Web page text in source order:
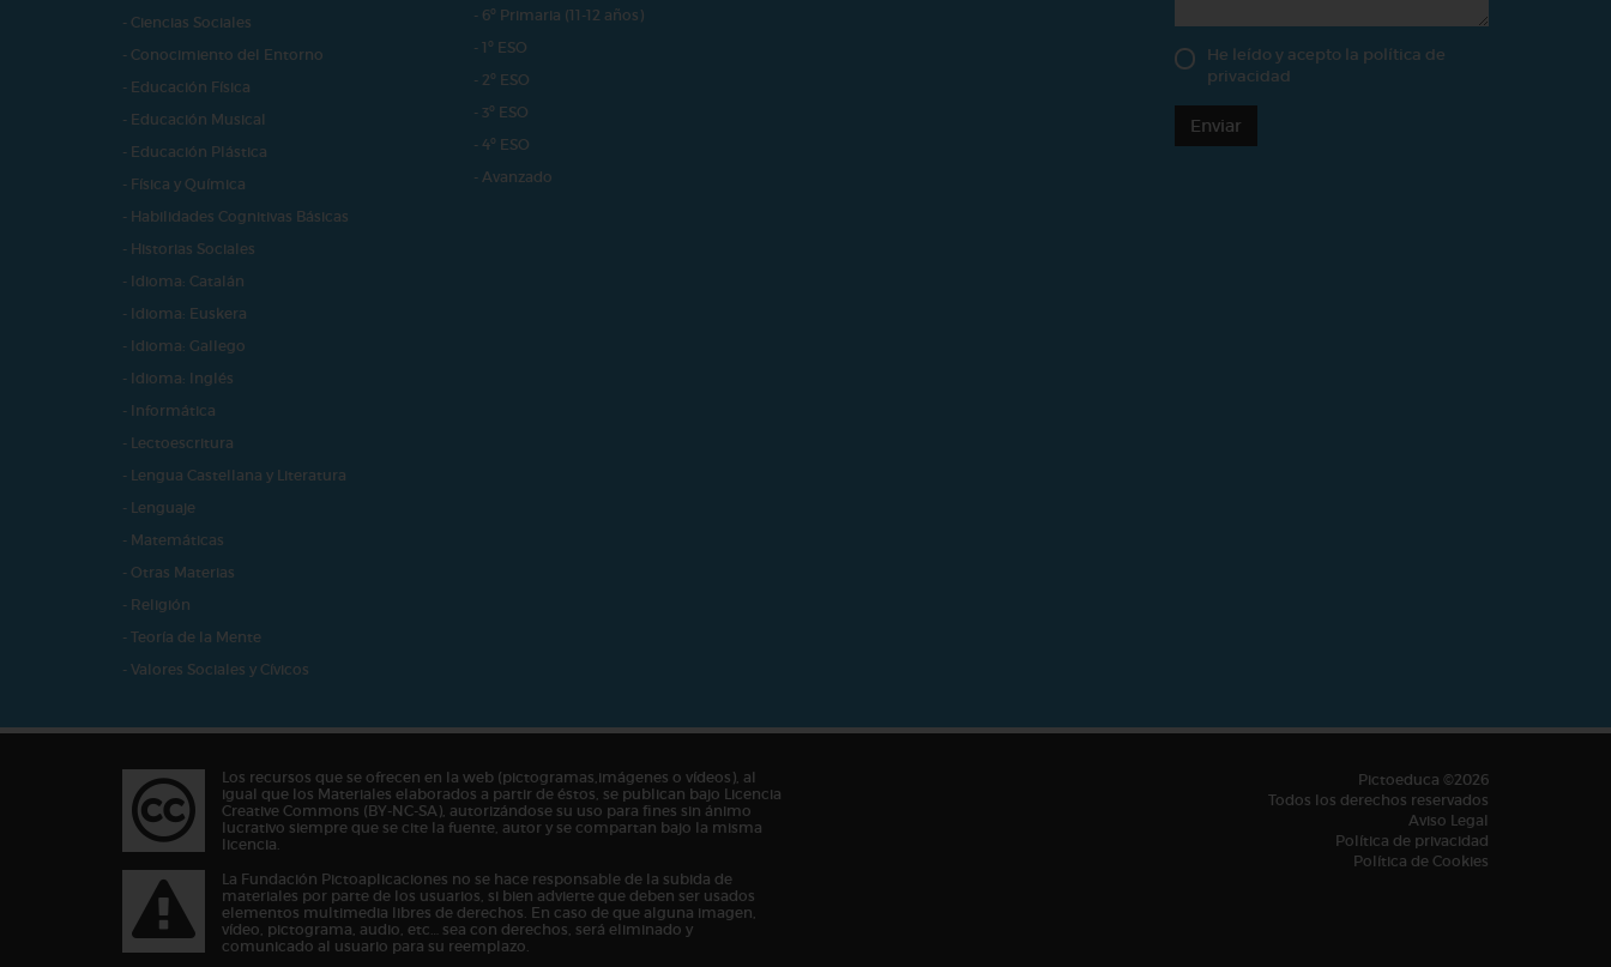
- Ciencias Sociales
- Conocimiento del Entorno
- Educación Física
- Educación Musical
- Educación Plástica
- Física y Química
- Habilidades Cognitivas Básicas
- Historias Sociales
- Idioma: Catalán
- Idioma: Euskera
- Idioma: Gallego
- Idioma: Inglés
- Informática
- Lectoescritura
- Lengua Castellana y Literatura
- Lenguaje
- Matemáticas
- Otras Materias
- Religión
- Teoría de la Mente
- Valores Sociales y Cívicos
- 6º Primaria (11-12 años)
- 1º ESO
- 2º ESO
- 3º ESO
- 4º ESO
- Avanzado
He leído y acepto la política de
privacidad
Enviar
Los recursos que se ofrecen en la web (pictogramas,imágenes o vídeos), al
igual que los Materiales elaborados a partir de éstos, se publican bajo Licencia
Creative Commons (BY-NC-SA), autorizándose su uso para fines sin ánimo
lucrativo siempre que se cite la fuente, autor y se compartan bajo la misma
licencia.
La Fundación Pictoaplicaciones no se hace responsable de la subida de
materiales por parte de los usuarios, si bien advierte que deben ser usados
elementos multimedia libres de derechos. En caso de que alguna imagen,
vídeo, pictograma, audio, etc… sea con derechos, será eliminado y
comunicado al usuario para su reemplazo.
Pictoeduca ©2026
Todos los derechos reservados
Aviso Legal
Política de privacidad
Política de Cookies